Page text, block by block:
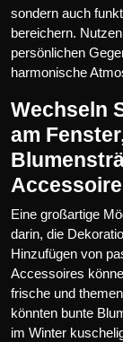
sondern auch
bereichern.
persönlichen
harmonische
Wechseln
am
Eine großartige
darin, die
Hinzufügen von
Accessoires
frische und
könnten bunte
im Winter